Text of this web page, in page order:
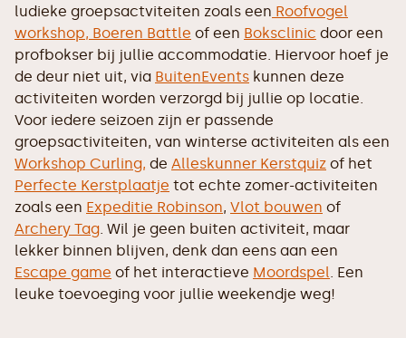
ludieke groepsactviteiten zoals een Roofvogel
workshop, Boeren Battle of een Boksclinic door een
profbokser bij jullie accommodatie. Hiervoor hoef je
de deur niet uit, via BuitenEvents kunnen deze
activiteiten worden verzorgd bij jullie op locatie.
Voor iedere seizoen zijn er passende
groepsactiviteiten, van winterse activiteiten als een
Workshop Curling, de Alleskunner Kerstquiz of het
Perfecte Kerstplaatje tot echte zomer-activiteiten
zoals een Expeditie Robinson, Vlot bouwen of
Archery Tag. Wil je geen buiten activiteit, maar
lekker binnen blijven, denk dan eens aan een
Escape game of het interactieve Moordspel. Een
leuke toevoeging voor jullie weekendje weg!